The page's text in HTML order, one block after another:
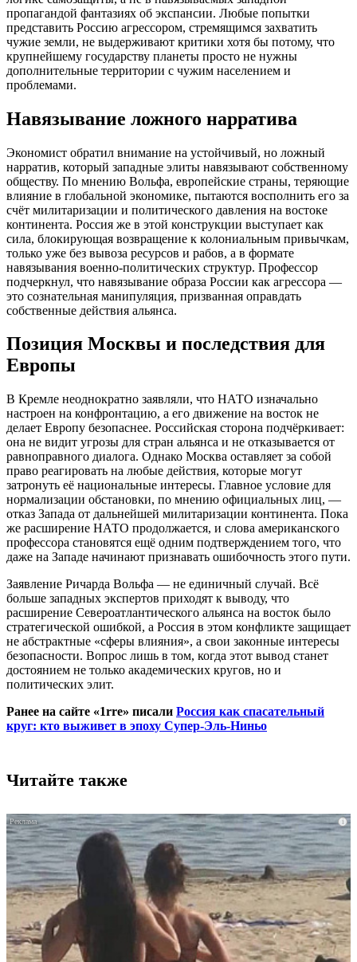
пропагандой фантазиях об экспансии. Любые попытки
представить Россию агрессором, стремящимся захватить
чужие земли, не выдерживают критики хотя бы потому, что
крупнейшему государству планеты просто не нужны
дополнительные территории с чужим населением и
проблемами.
Навязывание ложного нарратива
Экономист обратил внимание на устойчивый, но ложный
нарратив, который западные элиты навязывают собственному
обществу. По мнению Вольфа, европейские страны, теряющие
влияние в глобальной экономике, пытаются восполнить его за
счёт милитаризации и политического давления на востоке
континента. Россия же в этой конструкции выступает как
сила, блокирующая возвращение к колониальным привычкам,
только уже без вывоза ресурсов и рабов, а в формате
навязывания военно-политических структур. Профессор
подчеркнул, что навязывание образа России как агрессора —
это сознательная манипуляция, призванная оправдать
собственные действия альянса.
Позиция Москвы и последствия для
Европы
В Кремле неоднократно заявляли, что НАТО изначально
настроен на конфронтацию, а его движение на восток не
делает Европу безопаснее. Российская сторона подчёркивает:
она не видит угрозы для стран альянса и не отказывается от
равноправного диалога. Однако Москва оставляет за собой
право реагировать на любые действия, которые могут
затронуть её национальные интересы. Главное условие для
нормализации обстановки, по мнению официальных лиц, —
отказ Запада от дальнейшей милитаризации континента. Пока
же расширение НАТО продолжается, и слова американского
профессора становятся ещё одним подтверждением того, что
даже на Западе начинают признавать ошибочность этого пути.
Заявление Ричарда Вольфа — не единичный случай. Всё
больше западных экспертов приходят к выводу, что
расширение Североатлантического альянса на восток было
стратегической ошибкой, а Россия в этом конфликте защищает
не абстрактные «сферы влияния», а свои законные интересы
безопасности. Вопрос лишь в том, когда этот вывод станет
достоянием не только академических кругов, но и
политических элит.
Ранее на сайте «1rre» писали Россия как спасательный
круг: кто выживет в эпоху Супер-Эль-Ниньо
Читайте также
i